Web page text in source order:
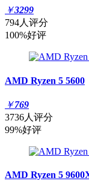
￥3299
794人评分
100%好评
AMD Ryzen 5 5600
￥769
3736人评分
99%好评
AMD Ryzen 5